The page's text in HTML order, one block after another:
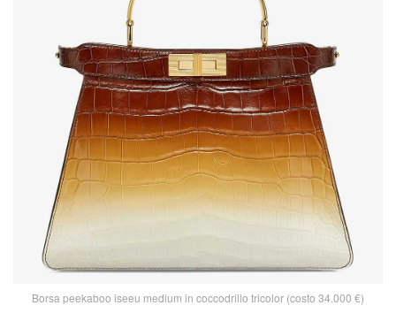
Borsa peekaboo iseeu medium in coccodrillo tricolor (costo 34.000 €)